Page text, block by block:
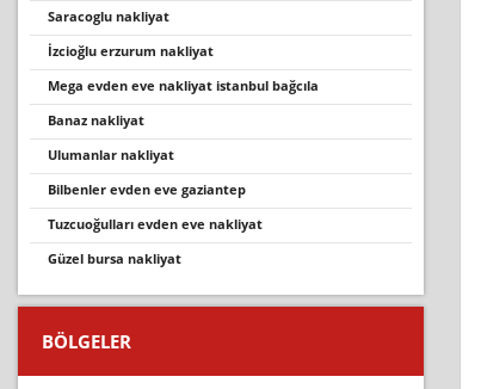
saracoglu nakliyat
i̇zcioğlu erzurum nakliyat
mega evden eve nakli̇yat i̇stanbul bağcila
banaz nakli̇yat
ulumanlar nakliyat
bilbenler evden eve gaziantep
tuzcuoğulları evden eve nakliyat
güzel bursa nakliyat
BÖLGELER